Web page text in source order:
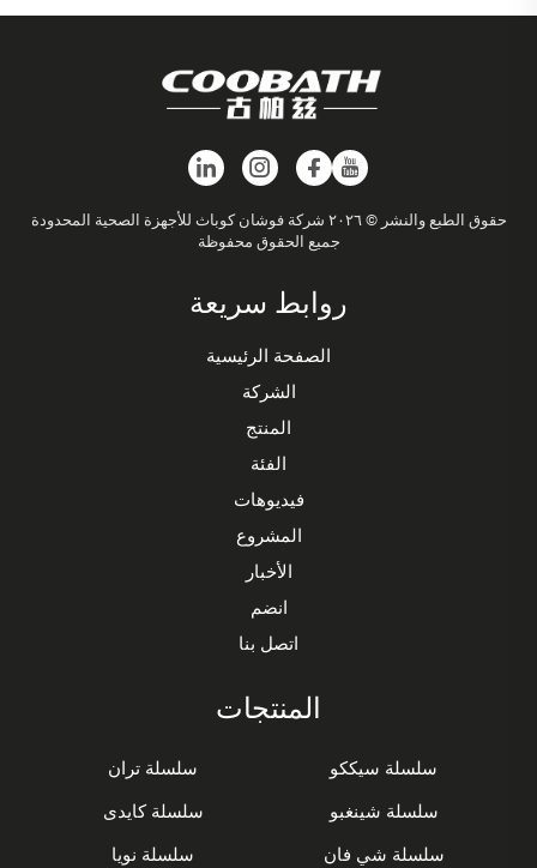
حقوق الطبع والنشر © ٢٠٢٦ شركة فوشان كوباث للأجهزة الصحية المحدودة
جميع الحقوق محفوظة
روابط سريعة
الصفحة الرئيسية
الشركة
المنتج
الفئة
فيديوهات
المشروع
الأخبار
انضم
اتصل بنا
المنتجات
سلسلة سيككو
سلسلة تران
سلسلة شينغبو
سلسلة كايدى
سلسلة شي فان
سلسلة نويا